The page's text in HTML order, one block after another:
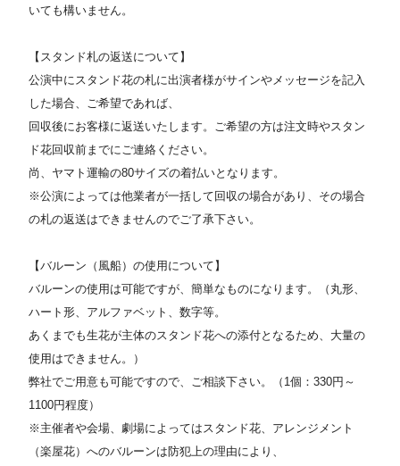
いても構いません。
【スタンド札の返送について】
公演中にスタンド花の札に出演者様がサインやメッセージを記入
した場合、ご希望であれば、
回収後にお客様に返送いたします。ご希望の方は注文時やスタン
ド花回収前までにご連絡ください。
尚、ヤマト運輸の80サイズの着払いとなります。
※公演によっては他業者が一括して回収の場合があり、その場合
の札の返送はできませんのでご了承下さい。
【バルーン（風船）の使用について】
バルーンの使用は可能ですが、簡単なものになります。（丸形、
ハート形、アルファベット、数字等。
あくまでも生花が主体のスタンド花への添付となるため、大量の
使用はできません。）
弊社でご用意も可能ですので、ご相談下さい。（1個：330円～
1100円程度）
※主催者や会場、劇場によってはスタンド花、アレンジメント
（楽屋花）へのバルーンは防犯上の理由により、